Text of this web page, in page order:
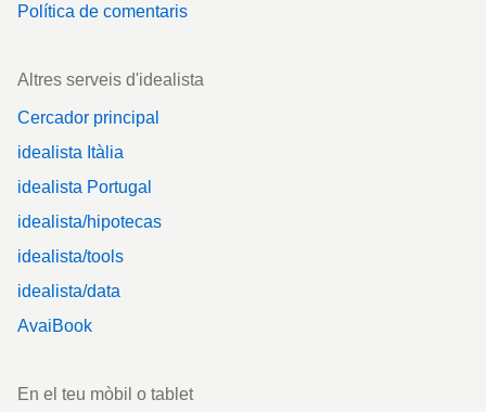
Política de comentaris
Altres serveis d'idealista
Cercador principal
idealista Itàlia
idealista Portugal
idealista/hipotecas
idealista/tools
idealista/data
AvaiBook
En el teu mòbil o tablet